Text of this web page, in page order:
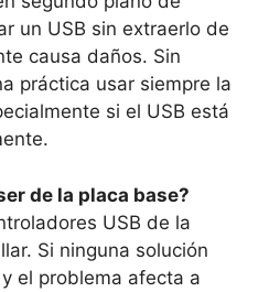
un USB sin extraerlo de
causa daños. Sin
práctica usar siempre la
si el USB está
de la placa base?
USB de la
Si ninguna solución
el problema afecta a